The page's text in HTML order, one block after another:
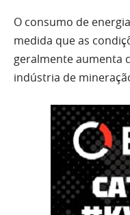
O consumo de
medida que as
geralmente aumenta
indústria de